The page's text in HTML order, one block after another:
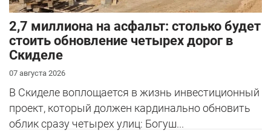
2,7 миллиона на асфальт: столько будет
стоить обновление четырех дорог в
Скиделе
07 августа 2026
В Скиделе воплощается в жизнь инвестиционный
проект, который должен кардинально обновить
облик сразу четырех улиц: Богуш...